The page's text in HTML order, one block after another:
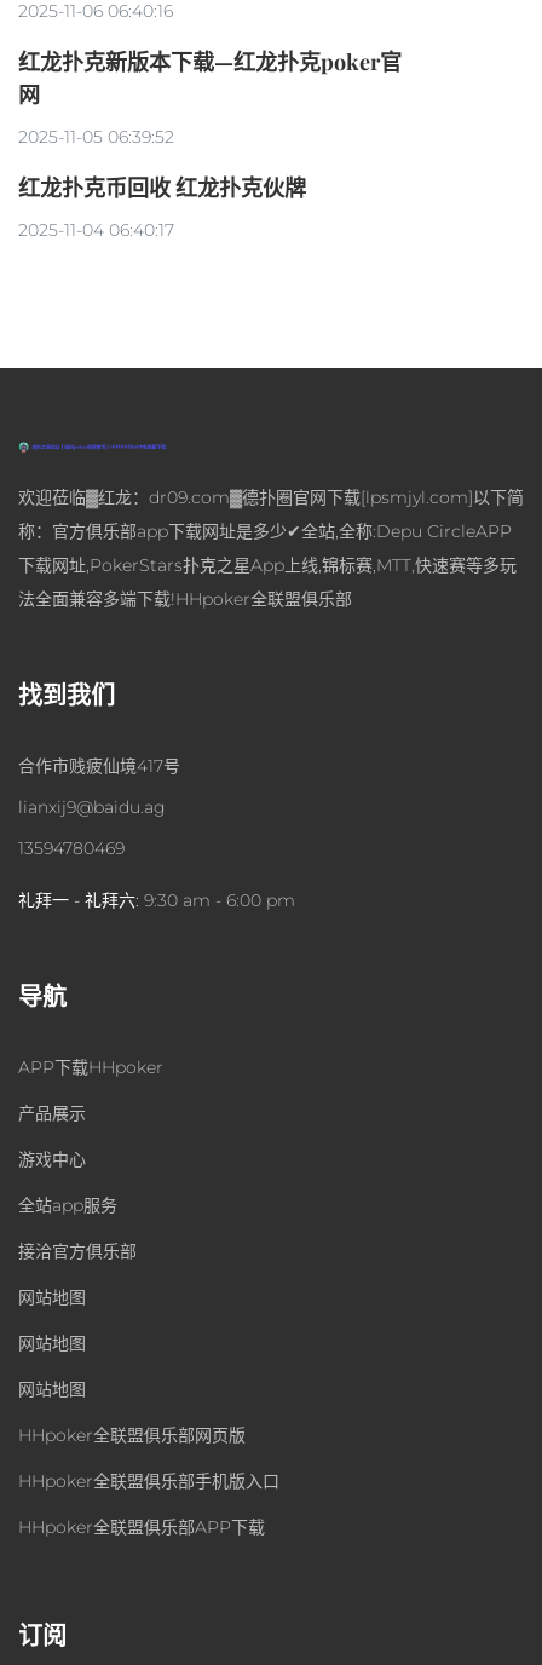
2025-11-06 06:40:16
红龙扑克新版本下载—红龙扑克poker官
网
2025-11-05 06:39:52
红龙扑克币回收 红龙扑克伙牌
2025-11-04 06:40:17
欢迎莅临▓红龙：dr09.com▓德扑圈官网下载[lpsmjyl.com]以下简
称：官方俱乐部app下载网址是多少✔全站,全称:Depu CircleAPP
下载网址,PokerStars扑克之星App上线,锦标赛,MTT,快速赛等多玩
法全面兼容多端下载!HHpoker全联盟俱乐部
找到我们
合作市贱疲仙境417号
lianxij9@baidu.ag
13594780469
礼拜一 - 礼拜六: 9:30 am - 6:00 pm
导航
APP下载HHpoker
产品展示
游戏中心
全站app服务
接洽官方俱乐部
网站地图
网站地图
网站地图
HHpoker全联盟俱乐部网页版
HHpoker全联盟俱乐部手机版入口
HHpoker全联盟俱乐部APP下载
订阅